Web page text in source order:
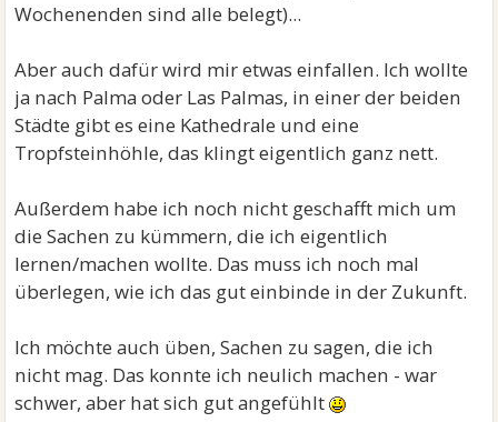
Wochenenden sind alle belegt)...
Aber auch dafür wird mir etwas einfallen. Ich wollte
ja nach Palma oder Las Palmas, in einer der beiden
Städte gibt es eine Kathedrale und eine
Tropfsteinhöhle, das klingt eigentlich ganz nett.
Außerdem habe ich noch nicht geschafft mich um
die Sachen zu kümmern, die ich eigentlich
lernen/machen wollte. Das muss ich noch mal
überlegen, wie ich das gut einbinde in der Zukunft.
Ich möchte auch üben, Sachen zu sagen, die ich
nicht mag. Das konnte ich neulich machen - war
schwer, aber hat sich gut angefühlt